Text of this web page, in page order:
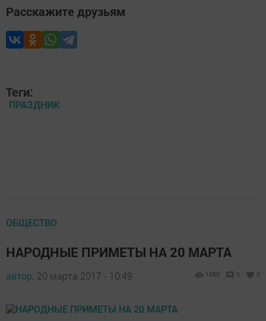
Расскажите друзьям
Теги:
ПРАЗДНИК
ОБЩЕСТВО
НАРОДНЫЕ ПРИМЕТЫ НА 20 МАРТА
автор, 20 марта 2017 - 10:49 1380 0 0